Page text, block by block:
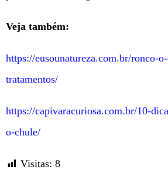
Veja também:
https://eusounatureza.com.br/ronco-
tratamentos/
https://capivaracuriosa.com.br/10-
o-chule/
Visitas: 8